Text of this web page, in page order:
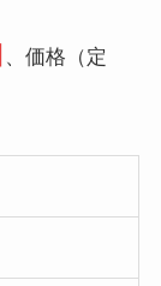
、価格（定